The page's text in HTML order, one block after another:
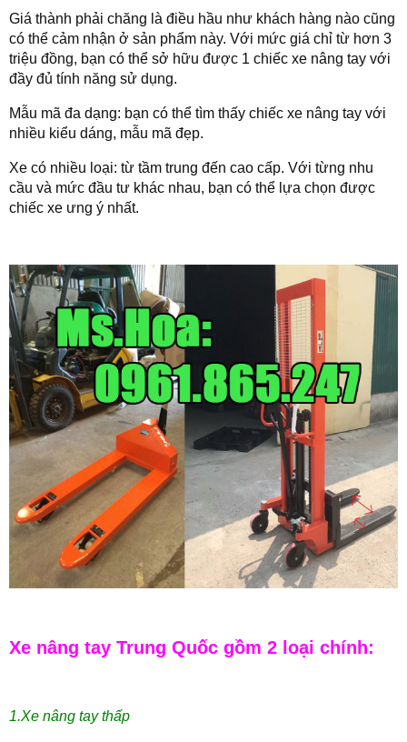
Giá thành phải chăng là điều hầu như khách hàng nào cũng
có thể cảm nhận ở sản phẩm này. Với mức giá chỉ từ hơn 3
triệu đồng, bạn có thể sở hữu được 1 chiếc xe nâng tay với
đầy đủ tính năng sử dụng.
Mẫu mã đa dạng: bạn có thể tìm thấy chiếc xe nâng tay với
nhiều kiểu dáng, mẫu mã đẹp.
Xe có nhiều loại: từ tầm trung đến cao cấp. Với từng nhu
cầu và mức đầu tư khác nhau, bạn có thể lựa chọn được
chiếc xe ưng ý nhất.
Xe nâng tay Trung Quốc gồm 2 loại chính:
1.Xe nâng tay thấp